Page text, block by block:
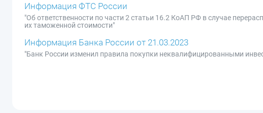
Информация ФТС России
"Об ответственности по части 2 статьи 16.2 КоАП РФ в случае
их таможенной стоимости"
Информация Банка России от 21.03.2023
"Банк России изменил правила покупки неквалифицированными